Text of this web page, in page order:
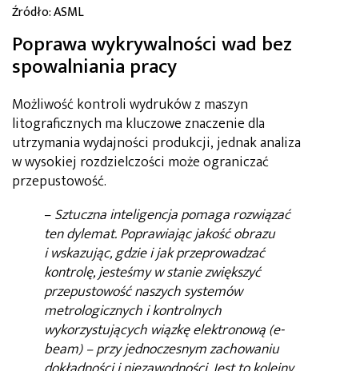
Źródło: ASML
Poprawa wykrywalności wad bez
spowalniania pracy
Możliwość kontroli wydruków z maszyn
litograficznych ma kluczowe znaczenie dla
utrzymania wydajności produkcji, jednak analiza
w wysokiej rozdzielczości może ograniczać
przepustowość.
–Sztuczna inteligencja pomaga rozwiązać
ten dylemat. Poprawiając jakość obrazu
i wskazując, gdzie i jak przeprowadzać
kontrolę, jesteśmy w stanie zwiększyć
przepustowość naszych systemów
metrologicznych i kontrolnych
wykorzystujących wiązkę elektronową (e-
beam) – przy jednoczesnym zachowaniu